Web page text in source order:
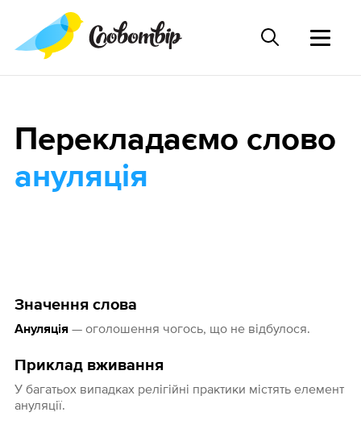
Значення слова
Ануляція— оголошення чогось, що не відбулося.
Приклад вживання
У багатьох випадках релігійні практики містять елемент
ануляції.
Перекладаємо слово
ануляція